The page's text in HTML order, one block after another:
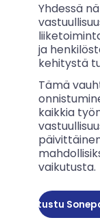
Yhdessä
ja
kehitystä
Tämä
kaikkia
vaikutusta.
Tutustu